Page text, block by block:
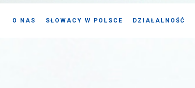
O NAS SŁOWACY W POLSCE DZIAŁALNOŚĆ